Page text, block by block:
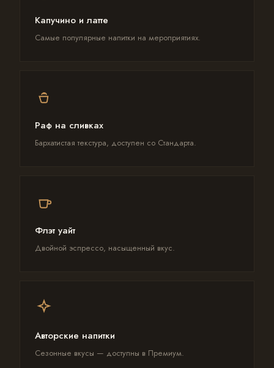
Капучино и латте
Самые популярные напитки на мероприятиях.
Раф на сливках
Бархатистая текстура, доступен со Стандарта.
Флэт уайт
Двойной эспрессо, насыщенный вкус.
Авторские напитки
Сезонные вкусы — доступны в Премиум.